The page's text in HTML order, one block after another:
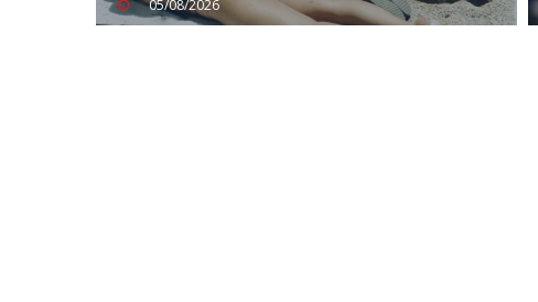
05/08/2026